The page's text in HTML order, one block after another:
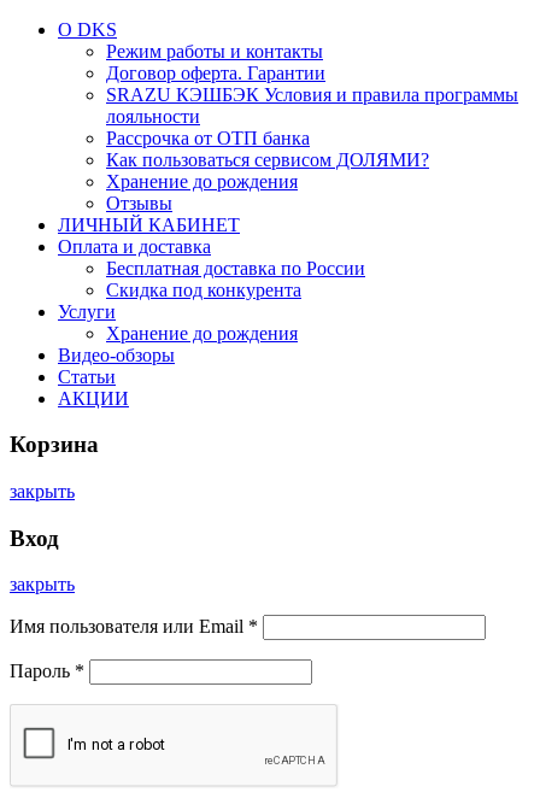
О DKS
Режим работы и контакты
Договор оферта. Гарантии
SRAZU КЭШБЭК Условия и правила программы
лояльности
Рассрочка от ОТП банка
Как пользоваться сервисом ДОЛЯМИ?
Хранение до рождения
Отзывы
ЛИЧНЫЙ КАБИНЕТ
Оплата и доставка
Бесплатная доставка по России
Скидка под конкурента
Услуги
Хранение до рождения
Видео-обзоры
Статьи
АКЦИИ
Корзина
закрыть
Вход
закрыть
Имя пользователя или Email *
Пароль *